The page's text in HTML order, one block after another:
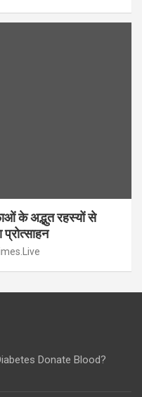
के अद्भुत रहस्यों से
Donate Blood?